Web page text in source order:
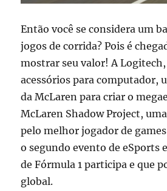
Então você se considera um
jogos de corrida? Pois é
mostrar seu valor! A
acessórios para computador,
da McLaren para criar o
McLaren Shadow Project,
pelo melhor jogador de
o segundo evento de eSports
de Fórmula 1 participa e que
global.